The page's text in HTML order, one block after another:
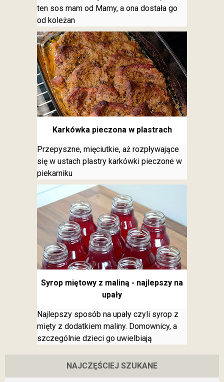
ten sos mam od Mamy, a ona dostała go
od koleżan
Karkówka pieczona w plastrach
Przepyszne, mięciutkie, aż rozpływające
się w ustach plastry karkówki pieczone w
piekarniku
Syrop miętowy z maliną - najlepszy na
upały
Najlepszy sposób na upały czyli syrop z
mięty z dodatkiem maliny. Domownicy, a
szczególnie dzieci go uwielbiają
NAJCZĘŚCIEJ SZUKANE